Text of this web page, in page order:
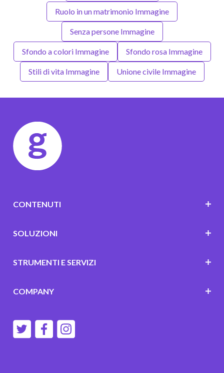
Ruolo in un matrimonio Immagine
Senza persone Immagine
Sfondo a colori Immagine Sfondo rosa Immagine
Stili di vita Immagine Unione civile Immagine
CONTENUTI
SOLUZIONI
STRUMENTI E SERVIZI
COMPANY